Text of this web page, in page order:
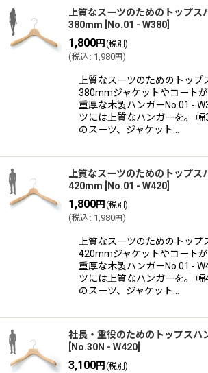
上質なスーツのためのトップ
380mm
No.01 - W380
1,800円 (税別)
(税込 : 1,980円)
上質なスーツのためのトッ
380mmジャケットやコート
重厚な木製ハンガーNo.01 -
ツには上質なハンガーを。
のスーツ、ジャケット…
上質なスーツのためのトップ
420mm
No.01 - W420
1,800円 (税別)
(税込 : 1,980円)
上質なスーツのためのトッ
420mmジャケットやコート
重厚な木製ハンガーNo.01 -
ツには上質なハンガーを。
のスーツ、ジャケット…
社長・重役のためのトップスハ
No.30N - W420
3,100円 (税別)